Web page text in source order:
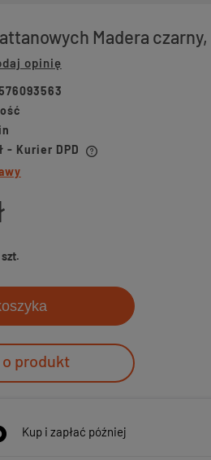
Madera
opinię
- Kurier DPD
szt.
produkt
Kup i zapłać później